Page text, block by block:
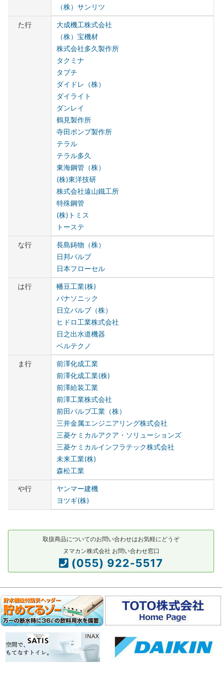
（株）サンリツ
た行
大成機工株式会社
（株）宝機材
株式会社多久製作所
タクミナ
タブチ
ダイドレ（株）
ダイライト
ダンレイ
鶴見製作所
寺田ポンプ製作所
テラル
テラル多久
東海鋼管（株）
(株)東洋技研
株式会社遠山鐵工所
特殊鋼管
(株)トミス
トーステ
な行
長島鋳物（株）
日邦バルブ
日本フローセル
は行
幡豆工業(株)
パナソニック
日立バルブ（株）
ヒドロ工業株式会社
日之出水道機器
ベルテクノ
ま行
前澤化成工業
前澤化成工業(株)
前澤給装工業
前澤工業株式会社
前田バルブ工業（株）
三井金属エンジニアリング株式会社
三菱ケミカルアクア・ソリューションズ
三菱ケミカルインフラテック株式会社
未来工業(株)
森松工業
や行
ヤンマー建機
ヨツギ(株)
取扱商品についてのお問い合わせはお気軽にどうぞ
ヌマカン株式会社 お問い合わせ窓口
(055) 922-5517